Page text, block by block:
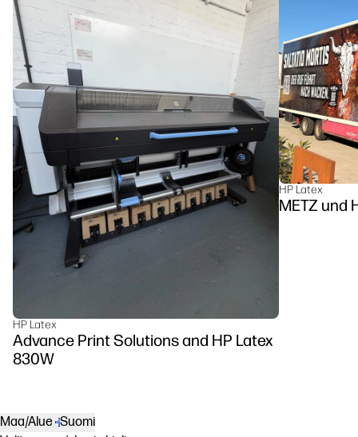
HP Latex
Advance Print Solutions and HP Latex
830W
HP Latex
METZ
Maa/Alue Suomi